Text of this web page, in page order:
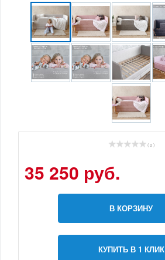
( 0 )
35 250 руб.
В КОРЗИНУ
КУПИТЬ В 1 КЛИК